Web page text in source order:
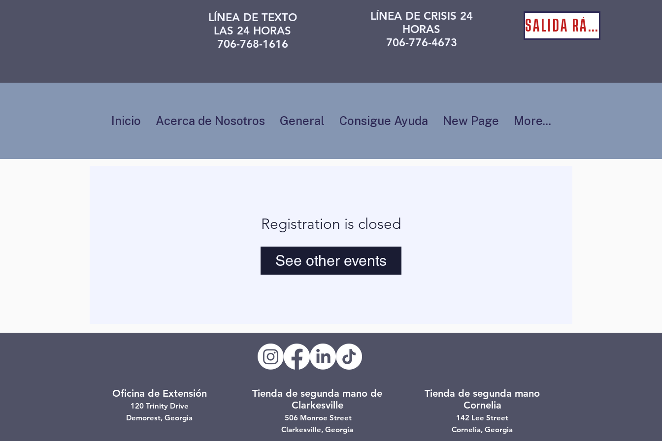
LÍNEA DE TEXTO
LAS 24 HORAS
706-768-1616
LÍNEA DE CRISIS 24
HORAS
706-776-4673
Inicio Acerca de Nosotros General Consigue Ayuda New Page More...
Registration is closed
See other events
Oficina de Extensión
120 Trinity Drive
Demorest, Georgia
Tienda de segunda mano de
Clarkesville
506 Monroe Street
Clarkesville, Georgia
Tienda de segunda mano
Cornelia
142 Lee Street
Cornelia, Georgia